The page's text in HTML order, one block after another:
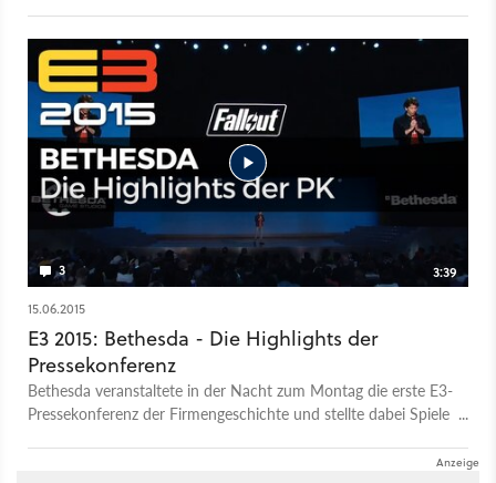
berichtet Michael Obermeier in unserer News-Show über die
wichtigsten Spiele-Themen des Tages. .
3
3:39
15.06.2015
E3 2015: Bethesda - Die Highlights der
Pressekonferenz
Bethesda veranstaltete in der Nacht zum Montag die erste E3-
Pressekonferenz der Firmengeschichte und stellte dabei Spiele